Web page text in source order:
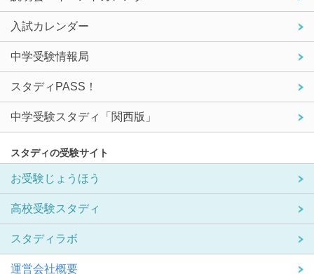
入試カレンダー
中学受験情報局
スタディPASS！
中学受験スタディ「関西版」
スタディの受験サイト
お受験じょうほう
高校受験スタディ
スタディラボ
運営会社概要